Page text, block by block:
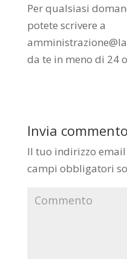
Per qualsiasi
potete scrivere a
da te in meno di 24
Invia commento
Il tuo indirizzo
campi obbligatori